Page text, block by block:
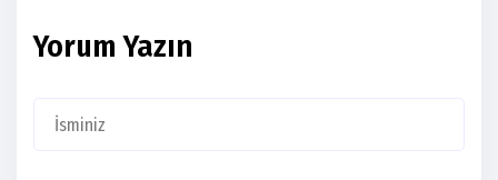
Yorum Yazın